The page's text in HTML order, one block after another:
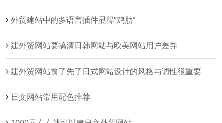
外贸建站中的多语言插件显得“鸡肋”
建外贸网站要搞清日韩网站与欧美网站用户差异
建外贸网站前了先了日式网站设计的风格与调性很重要
日文网站常用配色推荐